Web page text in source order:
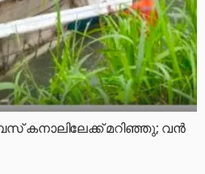
കനാലിലേക്ക് മറിഞ്ഞു; വൻ